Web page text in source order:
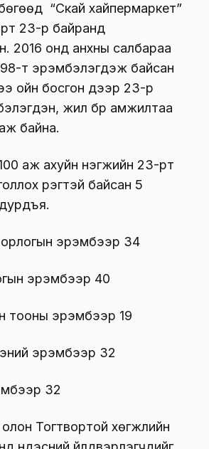
“Скай хайпермаркет”
23-р байранд
2016 онд анхны салбараа
т эрэмбэлэгдэж байсан
ойн босгон дээр 23-р
жил бүр амжилтаа
байна.
аж ахуйн нэгжийн 23-рт
үүрэгтэй байсан 5
дурдъя.
эрэмбээр 34
эрэмбээр 40
тооны эрэмбээр 19
эрэмбээр 32
32
Тогтвортой хөгжлийн